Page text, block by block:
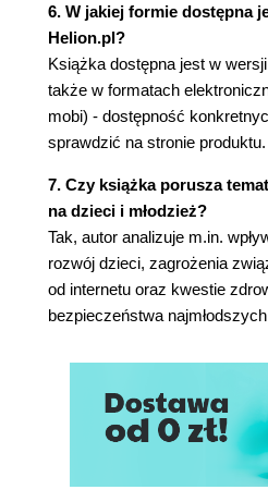
Wybory w sieci 161
Szpiegostwo internetowe -
informacje 164
Koncepcja Obronna RP i
wojskowości 169
Drony 170
Superwojsko 175
Cyberwojna 182
Działania cyberwojenne
Cyberbezpieczeństwo
Rozdział 5. Prawne
Oficjalne strategie
6. W jakiej formie dostępna
Helion.pl?
Książka dostępna jest w
także w formatach
mobi) - dostępność
sprawdzić na stronie produktu.
7. Czy książka porusza
na dzieci i młodzież?
Tak, autor analizuje m.in.
rozwój dzieci, zagrożenia
od internetu oraz kwestie
bezpieczeństwa